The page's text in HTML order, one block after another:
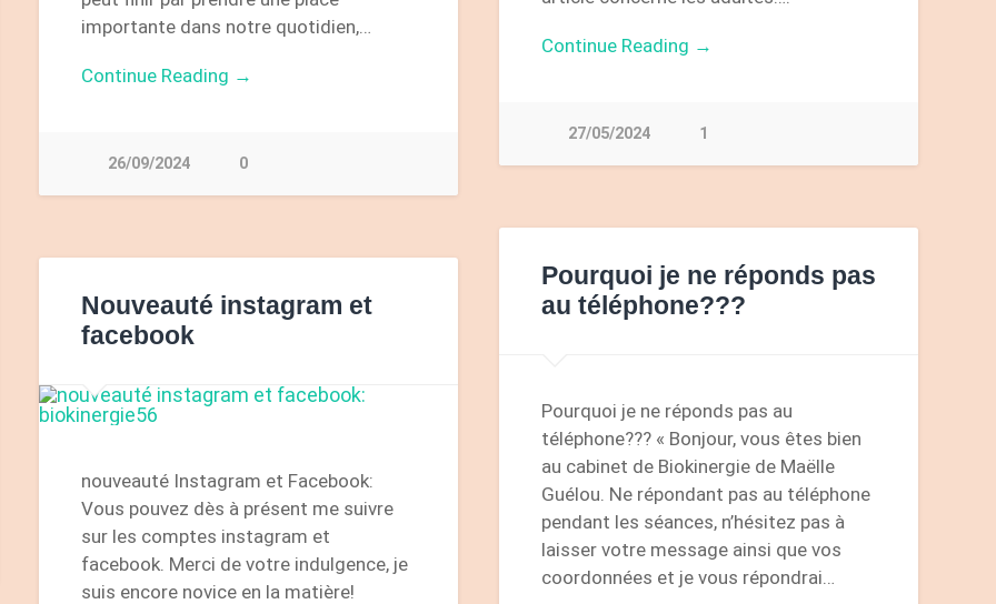
importante dans notre quotidien,…
Continue Reading →
26/09/2024 0
Continue Reading →
27/05/2024 1
Pourquoi je ne réponds pas
au téléphone???
Pourquoi je ne réponds pas au
téléphone??? « Bonjour, vous êtes bien
au cabinet de Biokinergie de Maëlle
Guélou. Ne répondant pas au téléphone
pendant les séances, n’hésitez pas à
laisser votre message ainsi que vos
coordonnées et je vous répondrai…
Nouveauté instagram et
facebook
nouveauté Instagram et Facebook:
Vous pouvez dès à présent me suivre
sur les comptes instagram et
facebook. Merci de votre indulgence, je
suis encore novice en la matière!